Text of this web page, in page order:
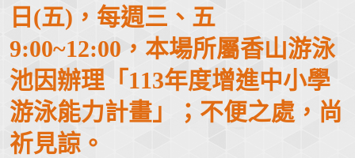
日(五)，每週三、五
9:00~12:00，本場所屬香山游泳
池因辦理「113年度增進中小學
游泳能力計畫」；不便之處，尚
祈見諒。